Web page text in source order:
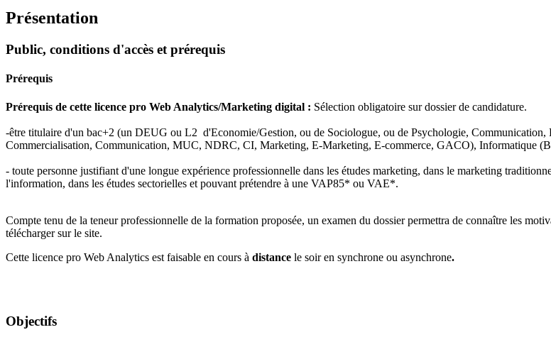
Présentation
Public, conditions d'accès et prérequis
Prérequis
Prérequis de cette licence pro Web Analytics/Marketing digital : Sélection obligatoire sur dossier de candidature.
-être titulaire d'un bac+2 (un DEUG ou L2 d'Economie/Gestion, ou de Sociologue, ou de Psychologie,
Commercialisation, Communication, MUC, NDRC, CI, Marketing, E-Marketing, E-commerce, GACO), Informatique
- toute personne justifiant d'une longue expérience professionnelle dans les études marketing, dans le marketing
l'information, dans les études sectorielles et pouvant prétendre à une VAP85* ou VAE*.
Compte tenu de la teneur professionnelle de la formation proposée, un examen du dossier permettra de connaître les
télécharger sur le site.
Cette licence pro Web Analytics est faisable en cours à distance le soir en synchrone ou asynchrone.
Objectifs